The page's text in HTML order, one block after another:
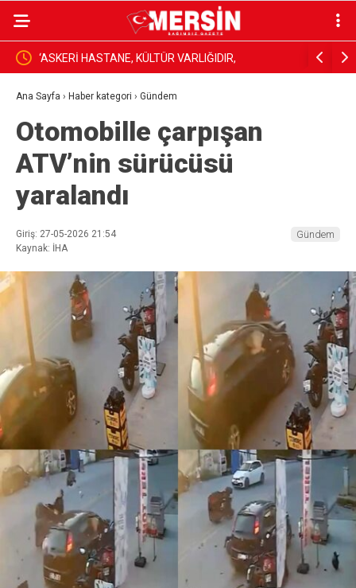
‘ASKERİ HASTANE, KÜLTÜR VARLIĞIDIR,
ÖZELLEŞTİRİLEMEZ!’
Ana Sayfa › Haber kategori › Gündem
Otomobille çarpışan
ATV’nin sürücüsü
yaralandı
Giriş: 27-05-2026 21:54
Kaynak: İHA
Gündem